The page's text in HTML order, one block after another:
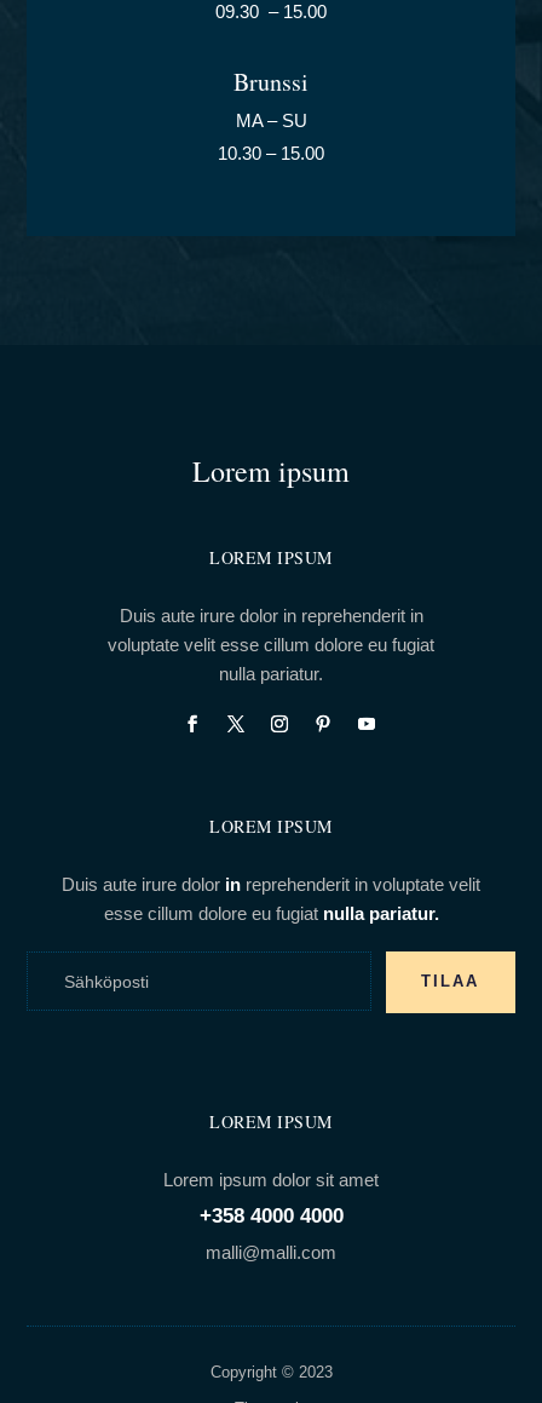
09.30 – 15.00
Brunssi
MA – SU
10.30 – 15.00
Lorem ipsum
LOREM IPSUM
Duis aute irure dolor in reprehenderit in
voluptate velit esse cillum dolore eu fugiat
nulla pariatur.
LOREM IPSUM
Duis aute irure dolor in reprehenderit in voluptate velit
esse cillum dolore eu fugiat nulla pariatur.
TILAA
LOREM IPSUM
Lorem ipsum dolor sit amet
+358 4000 4000
malli@malli.com
Copyright © 2023